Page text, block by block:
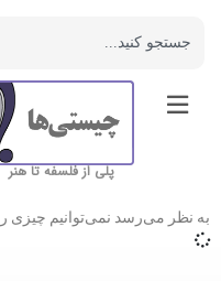
پلی از فلسفه تا هنر
به نظر می‌رسد نمی‌توانیم چیزی را